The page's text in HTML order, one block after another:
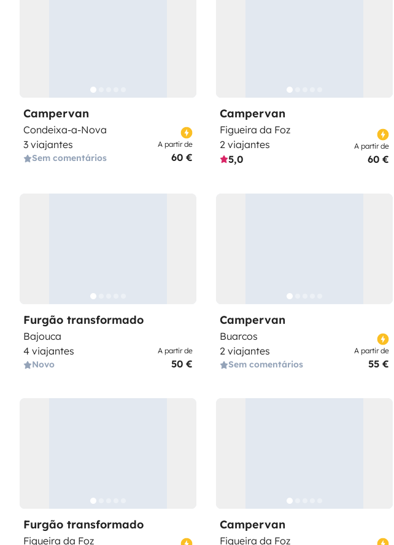
Campervan
Condeixa-a-Nova
3 viajantes
Sem comentários
A partir de
60 €
Campervan
Figueira da Foz
2 viajantes
5,0
A partir de
60 €
Furgão transformado
Bajouca
4 viajantes
Novo
A partir de
50 €
Campervan
Buarcos
2 viajantes
Sem comentários
A partir de
55 €
Furgão transformado
Figueira da Foz
Campervan
Figueira da Foz